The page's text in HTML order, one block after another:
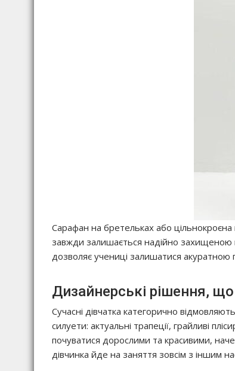
Сарафан на бретельках або
завжди залишається надійно захищеною
дозволяє учениці залишатися акуратною
Дизайнерські рішення,
Сучасні дівчатка категорично
силуети: актуальні трапеції, грайливі
почуватися дорослими та красивими,
дівчинка йде на заняття зовсім з іншим